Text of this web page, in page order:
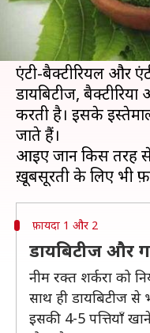
नीम के फ़ायदों के बारे
है। नीम स्वाद में भले
संबंधी समस्याओं के
एंटी-बैक्टीरियल और
डायबिटीज,
करती है। इसके
जाते हैं।
आइए जानें किस तरह
फ़ायदा 1 और 2
डायबिटीज और
नीम रक्त शर्करा को
साथ ही डायबिटीज से
इसकी 4-5 पत्तियाँ